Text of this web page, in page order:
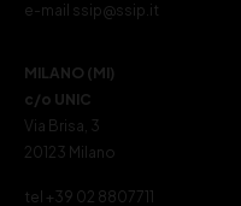
e-mail ssip@ssip.it
MILANO (MI)
c/o UNIC
Via Brisa, 3
20123 Milano
tel +39 02 8807711